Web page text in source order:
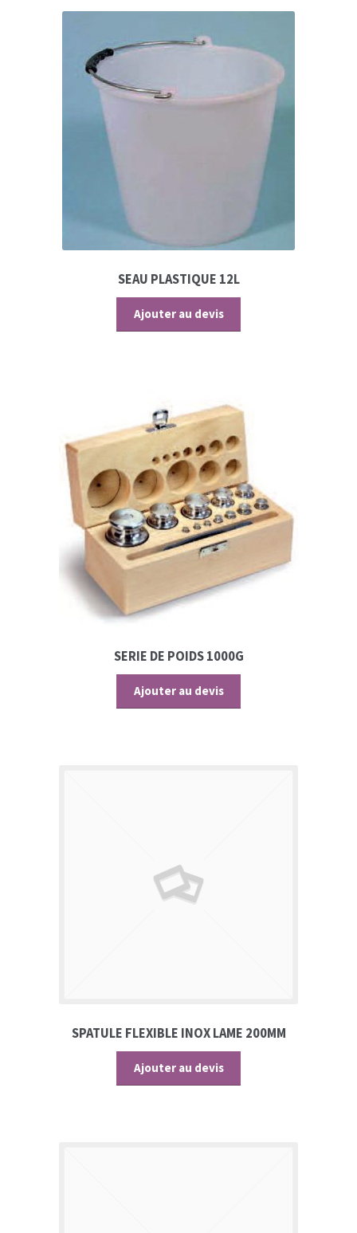
SEAU PLASTIQUE 12L
Ajouter au devis
SERIE DE POIDS 1000G
Ajouter au devis
SPATULE FLEXIBLE INOX LAME 200MM
Ajouter au devis